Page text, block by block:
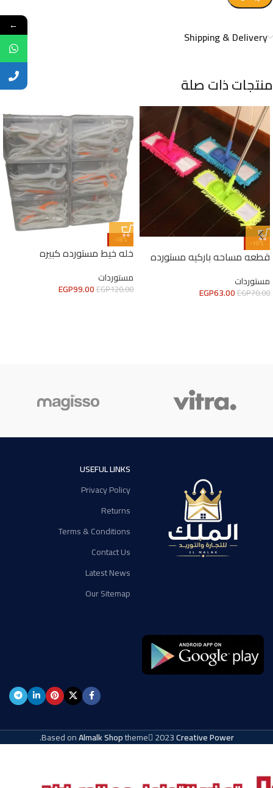
Shipping & Delivery
منتجات ذات صلة
-10%
قطعه مساحه باركيه مستورده
مستوردات
EGP70.00
EGP63.00
-18%
خله خيط مستورده كبيره
مستوردات
EGP120.00
EGP99.00
USEFUL LINKS
Privacy Policy
Returns
Terms & Conditions
Contact Us
Latest News
Our Sitemap
Based onAlmalk Shoptheme 2023Creative Power
.
←